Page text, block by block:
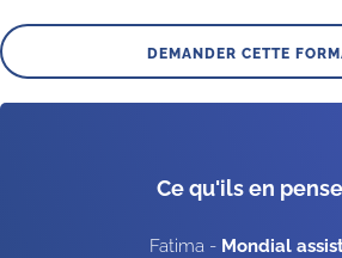
DEMANDER CETTE
Ce qu'ils en
Fatima - Mondial